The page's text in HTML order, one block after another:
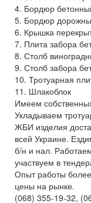
4. Бордюр
5. Бордюр
6. Крышка
7. Плита забора
8. Столб
9. Столб забора
10. Тротуарная
11. Шлакоблок
Имеем
Укладываем
ЖБИ изделия
всей Украине.
б/н и нал.
участвуем в
Опыт работы
цены на рынке.
(068) 355-19-32,